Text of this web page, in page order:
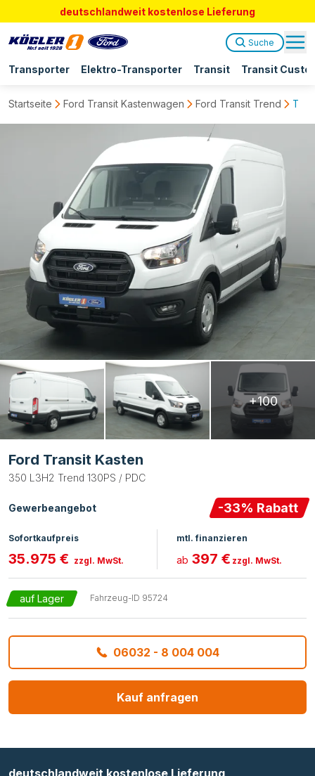
deutschlandweit kostenlose Lieferung
Transporter Elektro-Transporter Transit Transit
Suche
Startseite Ford Transit Kastenwagen Ford Transit Trend
+100
Ford Transit Kasten
350 L3H2 Trend 130PS / PDC
Gewerbeangebot -33% Rabatt
Sofortkaufpreis
35.975 € zzgl. MwSt.
mtl. finanzieren
ab 397 € zzgl. MwSt.
auf Lager Fahrzeug-ID 95724
06032 - 8 004 004
Kauf anfragen
deutschlandweit kostenlose Lieferung